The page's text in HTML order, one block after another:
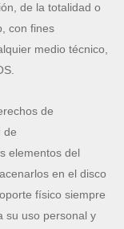
de la totalidad o
con fines
medio técnico,
de
de
elementos del
en el disco
físico siempre
su uso personal y